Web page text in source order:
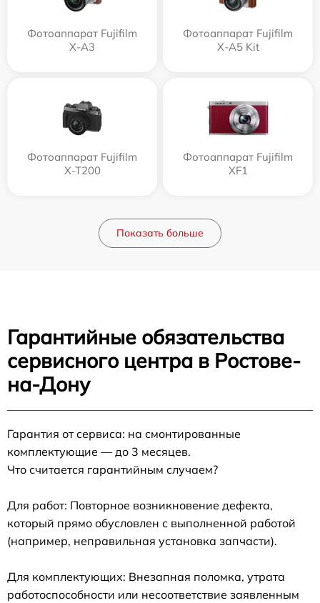
Фотоаппарат Fujifilm
X-A3
Фотоаппарат Fujifilm
X-A5 Kit
Фотоаппарат Fujifilm
X-T200
Фотоаппарат Fujifilm
XF1
Показать больше
Гарантийные обязательства
сервисного центра в Ростове-
на-Дону
Гарантия от сервиса: на смонтированные
комплектующие — до 3 месяцев.
Что считается гарантийным случаем?
Для работ: Повторное возникновение дефекта,
который прямо обусловлен с выполненной работой
(например, неправильная установка запчасти).
Для комплектующих: Внезапная поломка, утрата
работоспособности или несоответствие заявленным